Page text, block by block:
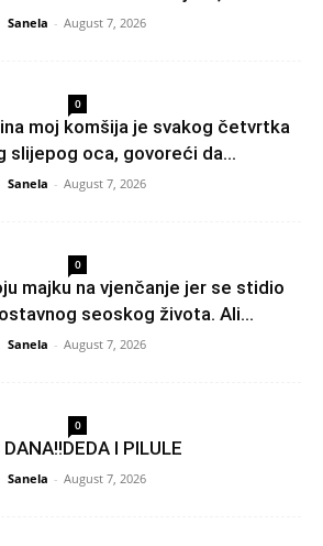
Sanela - August 7, 2026
0
moj komšija je svakog četvrtka
slijepog oca, govoreći da...
Sanela - August 7, 2026
0
majku na vjenčanje jer se stidio
seoskog života. Ali...
Sanela - August 7, 2026
0
DANA!!DEDA I PILULE
Sanela - August 7, 2026